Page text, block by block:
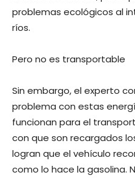
problemas ecológicos al
ríos.
Pero no es transportable
Sin embargo, el experto
problema con estas
funcionan para el
con que son recargados
logran que el vehículo
como lo hace la gasolina.